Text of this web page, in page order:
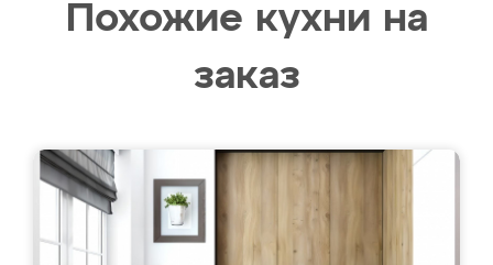
Похожие кухни на
заказ